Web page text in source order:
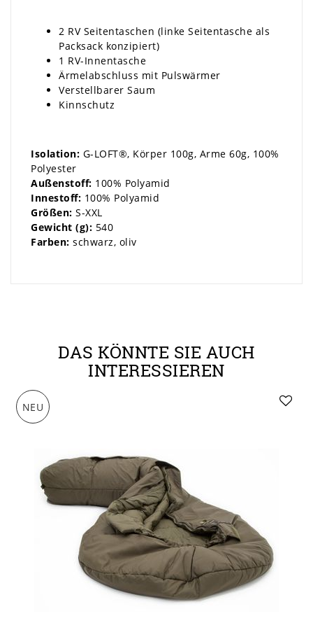
2 RV Seitentaschen (linke Seitentasche als
Packsack konzipiert)
1 RV-Innentasche
Ärmelabschluss mit Pulswärmer
Verstellbarer Saum
Kinnschutz
Isolation: G-LOFT®, Körper 100g, Arme 60g, 100%
Polyester
Außenstoff: 100% Polyamid
Innestoff: 100% Polyamid
Größen: S-XXL
Gewicht (g): 540
Farben: schwarz, oliv
DAS KÖNNTE SIE AUCH
INTERESSIEREN
NEU